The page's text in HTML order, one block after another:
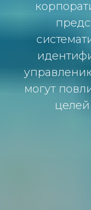
мoгут